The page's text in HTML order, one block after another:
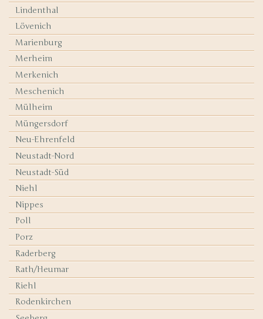
Lindenthal
Lövenich
Marienburg
Merheim
Merkenich
Meschenich
Mülheim
Müngersdorf
Neu-Ehrenfeld
Neustadt-Nord
Neustadt-Süd
Niehl
Nippes
Poll
Porz
Raderberg
Rath/Heumar
Riehl
Rodenkirchen